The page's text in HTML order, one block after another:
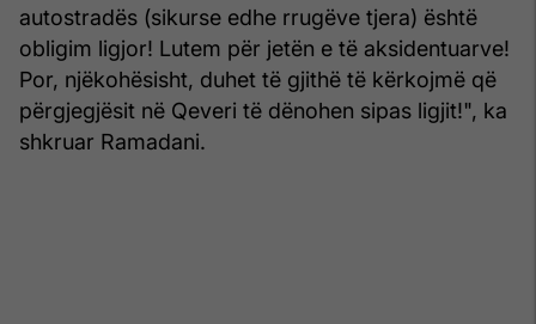
autostradës (sikurse edhe rrugëve tjera) është
obligim ligjor! Lutem për jetën e të aksidentuarve!
Por, njëkohësisht, duhet të gjithë të kërkojmë që
përgjegjësit në Qeveri të dënohen sipas ligjit!", ka
shkruar Ramadani.